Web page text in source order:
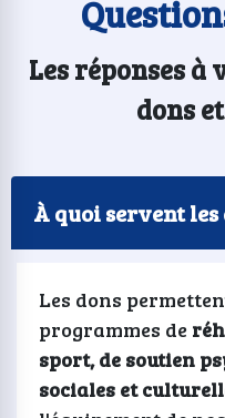
Les réponses à
dons
À quoi servent les
Les dons
programmes de
sport, de soutien
sociales et